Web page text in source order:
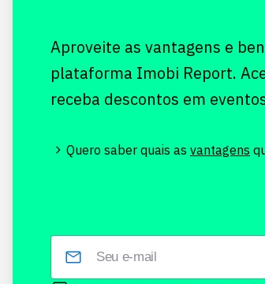
Aproveite as vantagens e
plataforma Imobi Report.
receba descontos em
Quero saber quais as vantagens